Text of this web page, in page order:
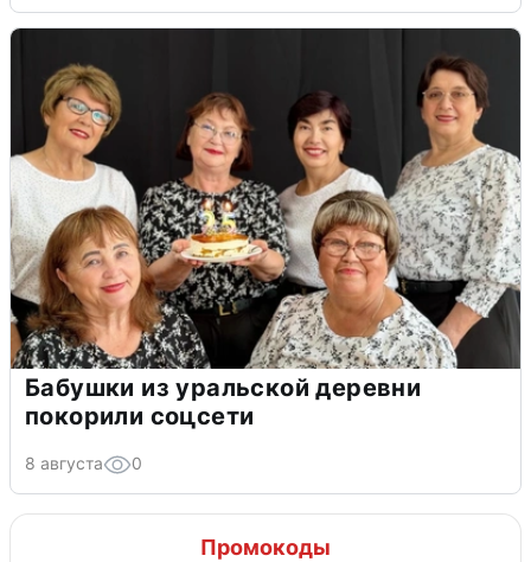
Бабушки из уральской деревни
покорили соцсети
8 августа 0
Промокоды